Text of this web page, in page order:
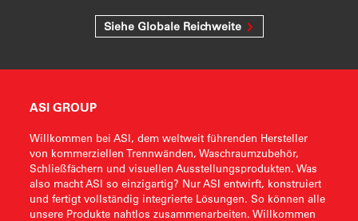
Siehe Globale Reichweite
ASI GROUP
Willkommen bei ASI, dem weltweit führenden Hersteller
von kommerziellen Trennwänden, Waschraumzubehör,
Schließfächern und visuellen Ausstellungsprodukten. Was
also macht ASI so einzigartig? Nur ASI entwirft, konstruiert
und fertigt vollständig integrierte Lösungen. So können alle
unsere Produkte nahtlos zusammenarbeiten. Willkommen